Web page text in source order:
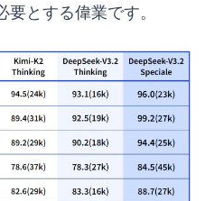
とする偉業です。